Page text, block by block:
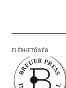
ELÉRHETŐSÉG